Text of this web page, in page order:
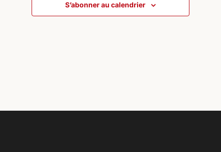
S’abonner au calendrier